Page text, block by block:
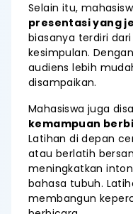
Selain itu,
presentasi yang
biasanya terdiri
kesimpulan.
audiens lebih
disampaikan.
Mahasiswa juga
kemampuan
Latihan di depan
atau berlatih
meningkatkan
bahasa tubuh.
membangun